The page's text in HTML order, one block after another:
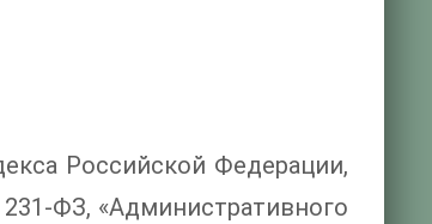
Российской Федерации,
ФЗ, «Административного